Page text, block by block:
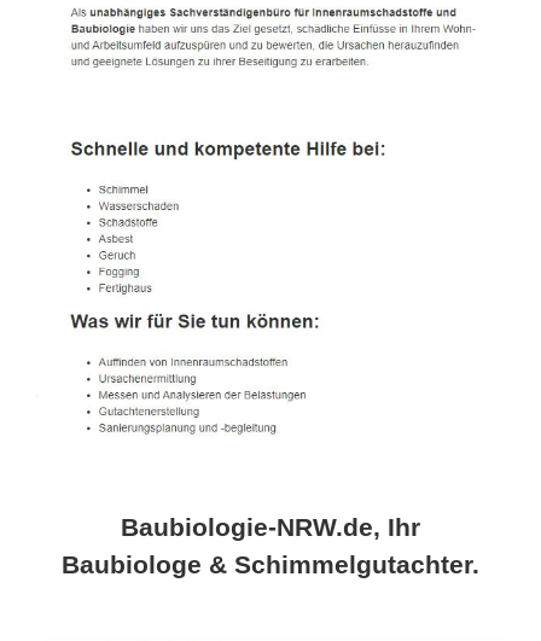
Baubiologie-NRW.de, Ihr
Baubiologe & Schimmelgutachter.